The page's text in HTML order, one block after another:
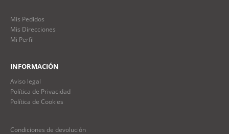
Mis Pedidos
Mis Direcciones
Mi Perfil
INFORMACIÓN
Aviso legal
Política de Privacidad
Política de Cookies
Condiciones de devolución